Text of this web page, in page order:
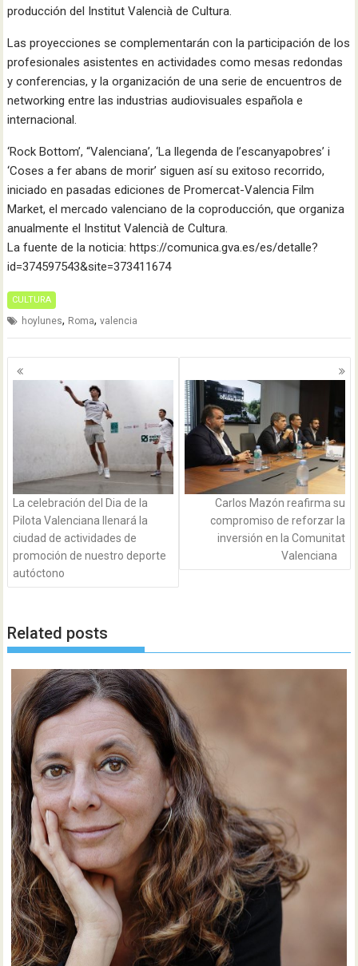
producción del Institut Valencià de Cultura.
Las proyecciones se complementarán con la participación de los
profesionales asistentes en actividades como mesas redondas
y conferencias, y la organización de una serie de encuentros de
networking entre las industrias audiovisuales española e
internacional.
‘Rock Bottom’, “Valenciana’, ‘La llegenda de l’escanyapobres’ i
‘Coses a fer abans de morir’ siguen así su exitoso recorrido,
iniciado en pasadas ediciones de Promercat-Valencia Film
Market, el mercado valenciano de la coproducción, que organiza
anualmente el Institut Valencià de Cultura.
La fuente de la noticia: https://comunica.gva.es/es/detalle?
id=374597543&site=373411674
CULTURA
hoylunes, Roma,valencia
Navegación
de
entradas
La celebración del Dia de la
Pilota Valenciana llenará la
ciudad de actividades de
promoción de nuestro deporte
autóctono
Carlos Mazón reafirma su
compromiso de reforzar la
inversión en la Comunitat
Valenciana
Related posts